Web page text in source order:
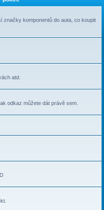
značky komponentů do auta, co koupit
atd.
odkaz můžete dát právě sem.